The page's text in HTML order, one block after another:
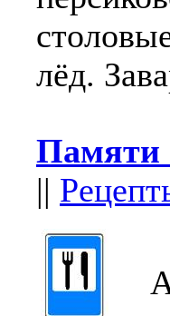
лёд.
Памяти
||